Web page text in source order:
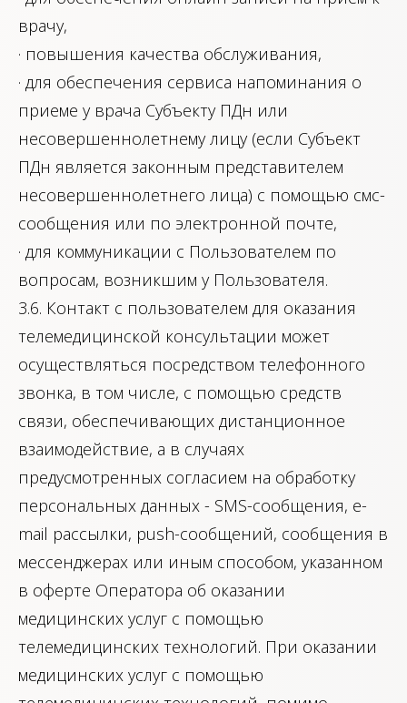
врачу,
· повышения качества обслуживания,
· для обеспечения сервиса напоминания о
приеме у врача Субъекту ПДн или
несовершеннолетнему лицу (если Субъект
ПДн является законным представителем
несовершеннолетнего лица) с помощью смс-
сообщения или по электронной почте,
· для коммуникации с Пользователем по
вопросам, возникшим у Пользователя.
3.6. Контакт с пользователем для оказания
телемедицинской консультации может
осуществляться посредством телефонного
звонка, в том числе, с помощью средств
связи, обеспечивающих дистанционное
взаимодействие, а в случаях
предусмотренных согласием на обработку
персональных данных - SMS-сообщения, e-
mail рассылки, push-сообщений, сообщения в
мессенджерах или иным способом, указанном
в оферте Оператора об оказании
медицинских услуг с помощью
телемедицинских технологий. При оказании
медицинских услуг с помощью